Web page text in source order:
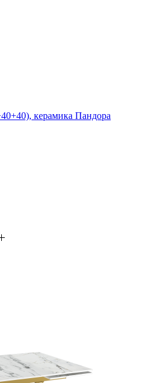
керамика Пандора